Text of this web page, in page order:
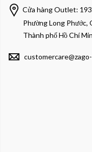
Cửa hàng Outlet:
Phường Long Phước,
Thành phố Hồ Chí